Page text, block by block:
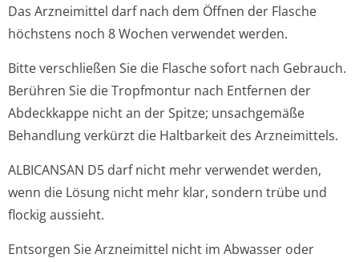
Das Arzneimittel darf nach dem Öffnen der Flasche
höchstens noch 8 Wochen verwendet werden.
Bitte verschließen Sie die Flasche sofort nach Gebrauch.
Berühren Sie die Tropfmontur nach Entfernen der
Abdeckkappe nicht an der Spitze; unsachgemäße
Behandlung verkürzt die Haltbarkeit des Arzneimittels.
ALBICANSAN D5 darf nicht mehr verwendet werden,
wenn die Lösung nicht mehr klar, sondern trübe und
flockig aussieht.
Entsorgen Sie Arzneimittel nicht im Abwasser oder